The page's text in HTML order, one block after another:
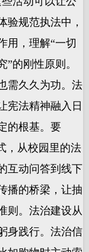
验规范执法中，
用，理解“一切
的刚性原则。
久久为功。法
宪法精神融入日
的根基。要
，从校园里的法
互动问答到线下
播的桥梁，让抽
则。法治建设从
身践行。法治信